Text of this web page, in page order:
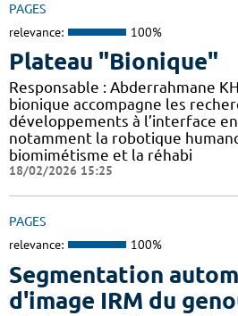
PAGES
relevance: 100%
Plateau "Bionique"
Responsable : Abderrahmane
bionique accompagne les
développements à l’interface
notamment la robotique
biomimétisme et la réhabi
18/02/2026 15:25
PAGES
relevance: 100%
Segmentation
d'image IRM du